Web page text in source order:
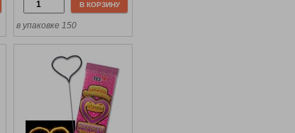
В КОРЗИНУ
в упаковке 150